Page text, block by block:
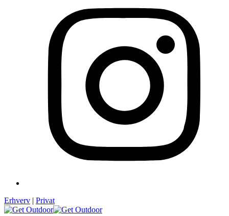
Erhverv | Privat